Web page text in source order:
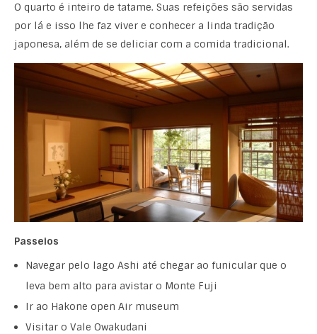
O quarto é inteiro de tatame. Suas refeições são servidas
por lá e isso lhe faz viver e conhecer a linda tradição
japonesa, além de se deliciar com a comida tradicional.
Passeios
Navegar pelo lago Ashi até chegar ao funicular que o
leva bem alto para avistar o Monte Fuji
Ir ao Hakone open Air museum
Visitar o Vale Owakudani